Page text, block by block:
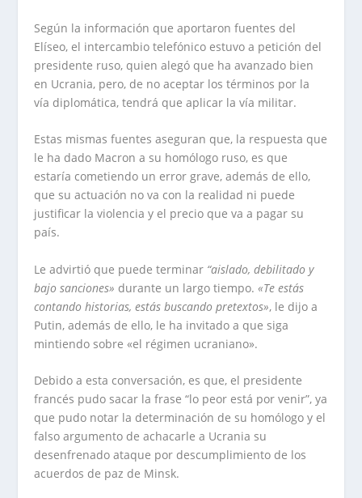
Según la información que aportaron fuentes del
Elíseo, el intercambio telefónico estuvo a petición del
presidente ruso, quien alegó que ha avanzado bien
en Ucrania, pero, de no aceptar los términos por la
vía diplomática, tendrá que aplicar la vía militar.
Estas mismas fuentes aseguran que, la respuesta que
le ha dado Macron a su homólogo ruso, es que
estaría cometiendo un error grave, además de ello,
que su actuación no va con la realidad ni puede
justificar la violencia y el precio que va a pagar su
país.
Le advirtió que puede terminar “aislado, debilitado y
bajo sanciones» durante un largo tiempo.«Te estás
contando historias, estás buscando pretextos», le dijo a
Putin, además de ello, le ha invitado a que siga
mintiendo sobre «el régimen ucraniano».
Debido a esta conversación, es que, el presidente
francés pudo sacar la frase “lo peor está por venir”, ya
que pudo notar la determinación de su homólogo y el
falso argumento de achacarle a Ucrania su
desenfrenado ataque por descumplimiento de los
acuerdos de paz de Minsk.